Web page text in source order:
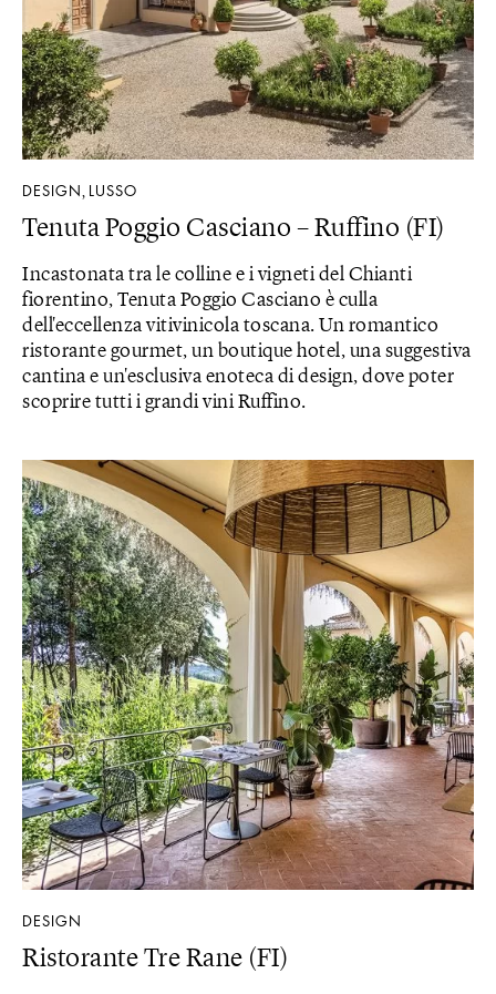
DESIGN, LUSSO
Tenuta Poggio Casciano – Ruffino (FI)
Incastonata tra le colline e i vigneti del Chianti
fiorentino, Tenuta Poggio Casciano è culla
dell'eccellenza vitivinicola toscana. Un romantico
ristorante gourmet, un boutique hotel, una suggestiva
cantina e un'esclusiva enoteca di design, dove poter
scoprire tutti i grandi vini Ruffino.
DESIGN
Ristorante Tre Rane (FI)